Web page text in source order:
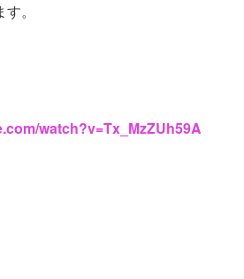
。
watch?v=Tx_MzZUh59A